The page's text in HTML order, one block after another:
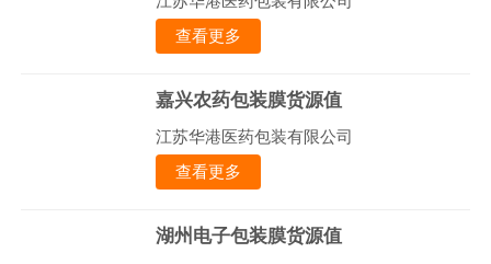
查看更多
嘉兴农药包装膜货源值
江苏华港医药包装有限公司
查看更多
湖州电子包装膜货源值